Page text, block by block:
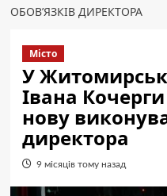
ОБОВ’ЯЗКІВ ДИРЕКТОРА
Місто
У
Івана
нову
директора
9 місяців тому назад